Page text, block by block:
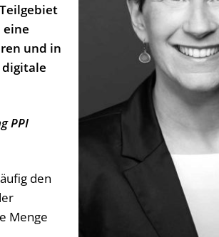
eine
und in
digitale
PPI
den
Menge